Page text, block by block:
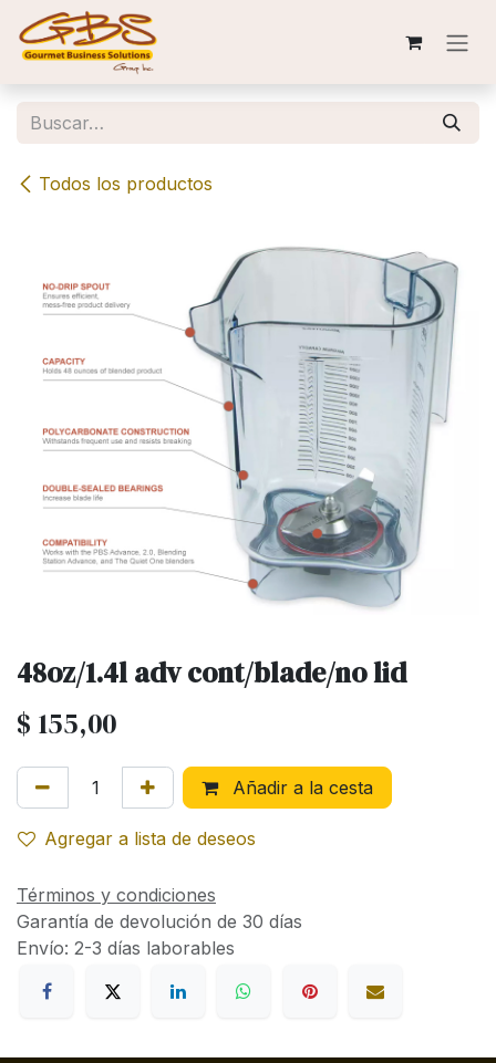
Ir al contenido
Todos los productos
48oz/1.4l adv cont/blade/no lid
$ 155,00
Añadir a la cesta
Agregar a lista de deseos
Términos y condiciones
Garantía de devolución de 30 días
Envío: 2-3 días laborables